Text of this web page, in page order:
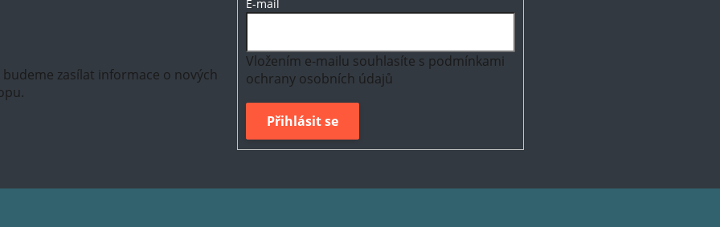
zasílat informace o nových
E-mail
Vložením e-mailu souhlasíte s podmínkami
ochrany osobních údajů
Přihlásit se